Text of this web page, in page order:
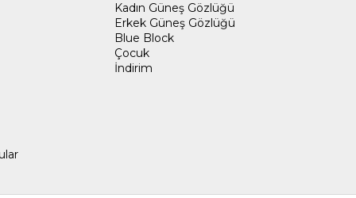
Kadın Güneş Gözlüğü
Erkek Güneş Gözlüğü
Blue Block
Çocuk
İndirim